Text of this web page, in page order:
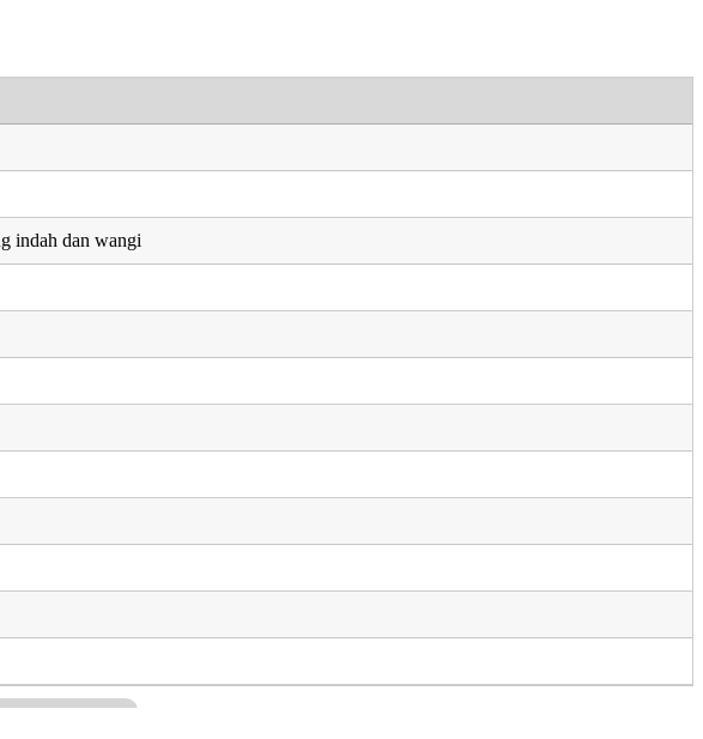
indah dan wangi